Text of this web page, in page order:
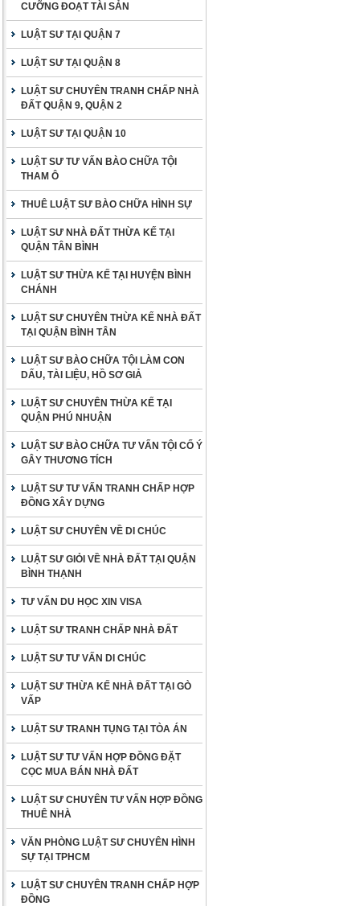
CƯỠNG ĐOẠT TÀI SẢN
LUẬT SƯ TẠI QUẬN 7
LUẬT SƯ TẠI QUẬN 8
LUẬT SƯ CHUYÊN TRANH CHẤP NHÀ
ĐẤT QUẬN 9, QUẬN 2
LUẬT SƯ TẠI QUẬN 10
LUẬT SƯ TƯ VẤN BÀO CHỮA TỘI
THAM Ô
THUÊ LUẬT SƯ BÀO CHỮA HÌNH SỰ
LUẬT SƯ NHÀ ĐẤT THỪA KẾ TẠI
QUẬN TÂN BÌNH
LUẬT SƯ THỪA KẾ TẠI HUYỆN BÌNH
CHÁNH
LUẬT SƯ CHUYÊN THỪA KẾ NHÀ ĐẤT
TẠI QUẬN BÌNH TÂN
LUẬT SƯ BÀO CHỮA TỘI LÀM CON
DẤU, TÀI LIỆU, HỒ SƠ GIẢ
LUẬT SƯ CHUYÊN THỪA KẾ TẠI
QUẬN PHÚ NHUẬN
LUẬT SƯ BÀO CHỮA TƯ VẤN TỘI CỐ Ý
GÂY THƯƠNG TÍCH
LUẬT SƯ TƯ VẤN TRANH CHẤP HỢP
ĐỒNG XÂY DỰNG
LUẬT SƯ CHUYÊN VỀ DI CHÚC
LUẬT SƯ GIỎI VỀ NHÀ ĐẤT TẠI QUẬN
BÌNH THẠNH
TƯ VẤN DU HỌC XIN VISA
LUẬT SƯ TRANH CHẤP NHÀ ĐẤT
LUẬT SƯ TƯ VẤN DI CHÚC
LUẬT SƯ THỪA KẾ NHÀ ĐẤT TẠI GÒ
VẤP
LUẬT SƯ TRANH TỤNG TẠI TÒA ÁN
LUẬT SƯ TƯ VẤN HỢP ĐỒNG ĐẶT
CỌC MUA BÁN NHÀ ĐẤT
LUẬT SƯ CHUYÊN TƯ VẤN HỢP ĐỒNG
THUÊ NHÀ
VĂN PHÒNG LUẬT SƯ CHUYÊN HÌNH
SỰ TẠI TPHCM
LUẬT SƯ CHUYÊN TRANH CHẤP HỢP
ĐỒNG